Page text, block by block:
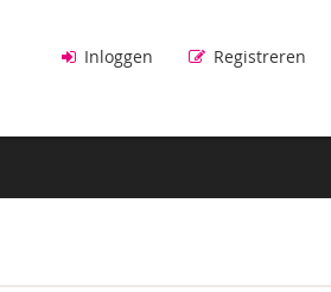
Inloggen Registreren